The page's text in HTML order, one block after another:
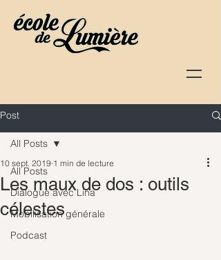
Post
All Posts
Dialogue avec Lina
Mobilisation générale
Podcast
All Posts
Les maux de dos : outils
célestes
10 sept. 2019 1 min de lecture